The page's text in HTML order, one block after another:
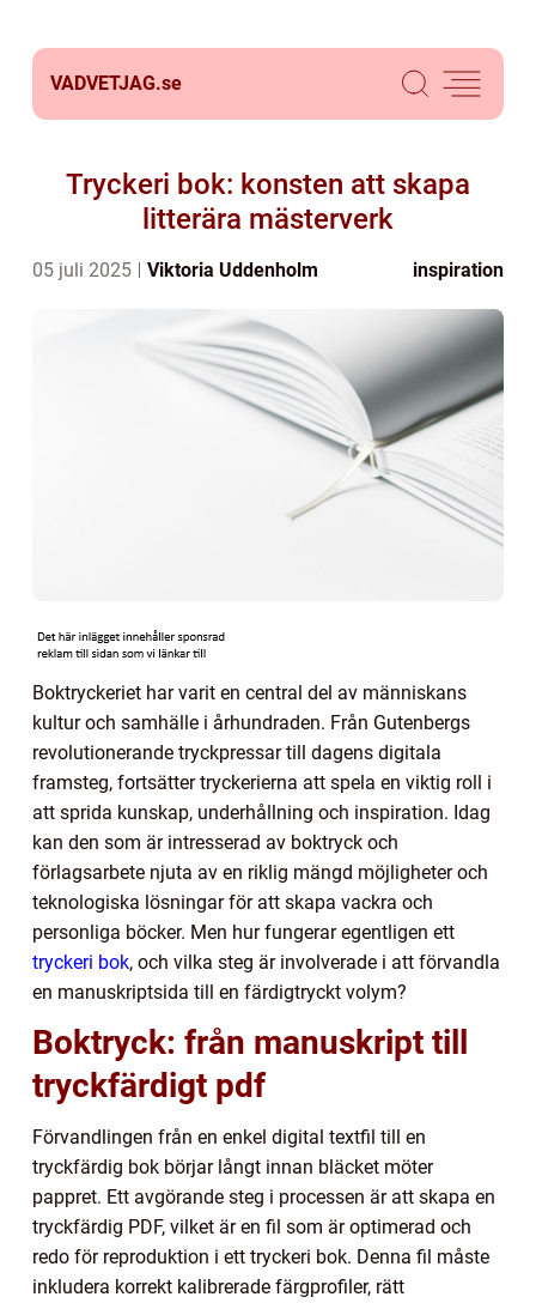
VADVETJAG.se
Tryckeri bok: konsten att skapa
litterära mästerverk
05 juli 2025 Viktoria Uddenholm inspiration
Boktryckeriet har varit en central del av människans
kultur och samhälle i århundraden. Från Gutenbergs
revolutionerande tryckpressar till dagens digitala
framsteg, fortsätter tryckerierna att spela en viktig roll i
att sprida kunskap, underhållning och inspiration. Idag
kan den som är intresserad av boktryck och
förlagsarbete njuta av en riklig mängd möjligheter och
teknologiska lösningar för att skapa vackra och
personliga böcker. Men hur fungerar egentligen ett
tryckeri bok, och vilka steg är involverade i att förvandla
en manuskriptsida till en färdigtryckt volym?
Boktryck: från manuskript till
tryckfärdigt pdf
Förvandlingen från en enkel digital textfil till en
tryckfärdig bok börjar långt innan bläcket möter
pappret. Ett avgörande steg i processen är att skapa en
tryckfärdig PDF, vilket är en fil som är optimerad och
redo för reproduktion i ett tryckeri bok. Denna fil måste
inkludera korrekt kalibrerade färgprofiler, rätt